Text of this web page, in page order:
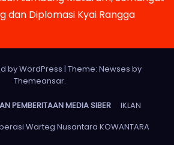
dan Diplomasi Kyai Rangga
by WordPress | Theme: Newses by
Themeansar.
PEMBERITAAN MEDIA SIBER
IKLAN
Warteg Nusantara KOWANTARA